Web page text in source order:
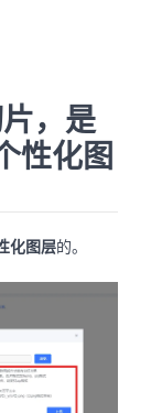
，是
性化图
化图层的。